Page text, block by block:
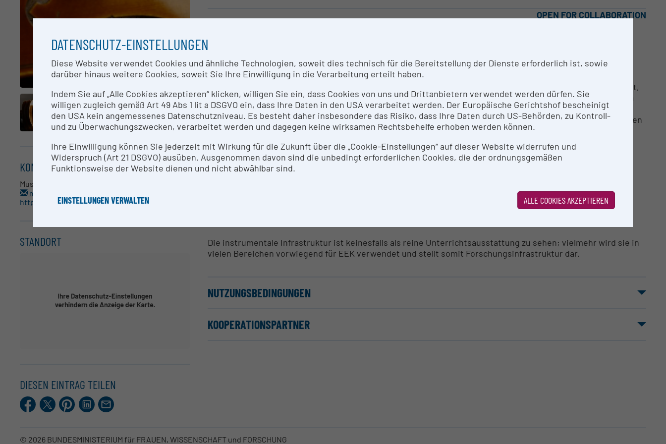
OPEN FOR COLLABORATION
Kammermusiker*innen adäquate Instrumente, die im Konzertsaal bestehen können. Um den exzellenten
künstlerischen Nachwuchs, der sich im Rahmen des Erschließungstransfers der großen Öffentlichkeit
präsentieren soll und – meist über Wettbewerbsteilnahmen - auf dem Sprung zur internationalen Karriere ist,
optimal zu unterstützen, muss die KUG entsprechend hochqualitative Instrumente zur Verfügung stellen, da
die jungen Künstler*innen meist noch nicht in der Lage sind, solche Instrumente in einem frühen
Karrierestadium selbst zu kaufen. Die Vergabe dieser Spitzeninstrumente erfolgt nach einem entsprechenden
Auswahlspiel vor KUG-internen Expert*innen-Jury (alle Streicherprofessor*innen) jeweils auf ein Jahr
beschränkt.
RESEARCH SERVICES
Bitte um Rücksprache bzw. Kontaktaufnahme mit der zuständigen Kontaktperson.
Die instrumentale Infrastruktur ist keinesfalls als reine Unterrichtsausstattung zu sehen; vielmehr wird sie in
vielen Bereichen vorwiegend für EEK verwendet und stellt somit Forschungsinfrastruktur dar.
NUTZUNGSBEDINGUNGEN
KOOPERATIONSPARTNER
KONTAKT
Musikinstrumenten-Hub
mis@kug.ac.at
https://musikinstrumentenhub.kug.ac.at/
STANDORT
DIESEN EINTRAG TEILEN
Facebook
X.comPinterestLinkedIn
E-
Mail
© 2026 BUNDESMINISTERIUM für FRAUEN, WISSENSCHAFT und FORSCHUNG
DATENSCHUTZ-EINSTELLUNGEN
Diese Website verwendet Cookies und ähnliche Technologien, soweit dies technisch für die Bereitstellung der Dienste erforderlich ist, sowie
darüber hinaus weitere Cookies, soweit Sie Ihre Einwilligung in die Verarbeitung erteilt haben.
Indem Sie auf „Alle Cookies akzeptieren“ klicken, willigen Sie ein, dass Cookies von uns und Drittanbietern verwendet werden dürfen. Sie
willigen zugleich gemäß Art 49 Abs 1 lit a DSGVO ein, dass Ihre Daten in den USA verarbeitet werden. Der Europäische Gerichtshof bescheinigt
den USA kein angemessenes Datenschutzniveau. Es besteht daher insbesondere das Risiko, dass Ihre Daten durch US-Behörden, zu Kontroll-
und zu Überwachungszwecken, verarbeitet werden und dagegen keine wirksamen Rechtsbehelfe erhoben werden können.
Ihre Einwilligung können Sie jederzeit mit Wirkung für die Zukunft über die „Cookie-Einstellungen“ auf dieser Website widerrufen und
Widerspruch (Art 21 DSGVO) ausüben. Ausgenommen davon sind die unbedingt erforderlichen Cookies, die der ordnungsgemäßen
Funktionsweise der Website dienen und nicht abwählbar sind.
EINSTELLUNGEN VERWALTEN ALLE COOKIES AKZEPTIEREN